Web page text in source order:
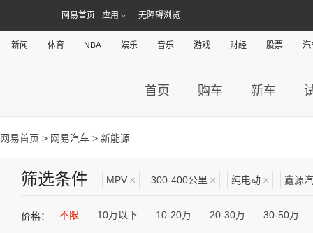
网易首页 应用 无障碍浏览
新闻 体育 NBA 娱乐 音乐 游戏 财经 股票 汽
首页 购车 新车
网易首页 > 网易汽车 > 新能源
筛选条件 MPV × 300-400公里 × 纯电动 × 鑫源
价格： 不限 10万以下 10-20万 20-30万 30-50万